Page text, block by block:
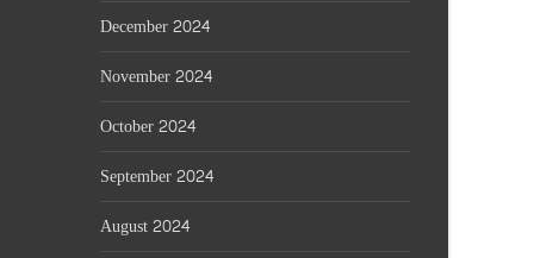
December 2024
November 2024
October 2024
September 2024
August 2024